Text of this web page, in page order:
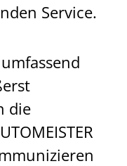
Service.
die